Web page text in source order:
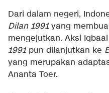
Dari dalam negeri,
Dilan 1991 yang
mengejutkan. Aksi
1991 pun dilanjutkan ke
yang merupakan
Ananta Toer.